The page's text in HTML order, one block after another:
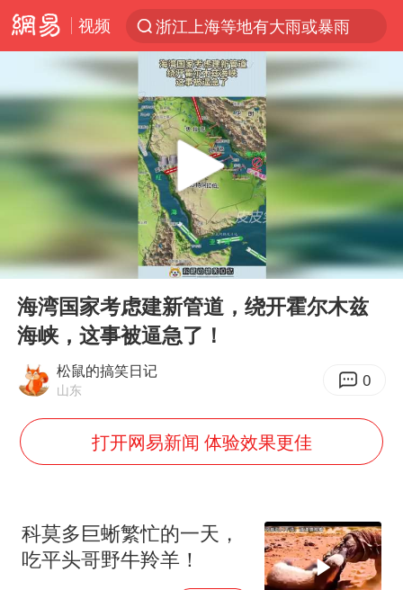
视频
浙江上海等地有大雨或暴雨
光影经济撬动暑期消费新蓝海
《欢迎来龙餐馆》口碑
情侣福建平潭拍日出时坠崖
“不怕六爷挂得多 就怕六爷挂一颗”
视频丨中国东方电气集团原党组副书记、董事宋致远被查
杭州全市有序停课
直击东北超：哈尔滨vs通辽
香港宏福苑火灾或由烟头引起
白海豚将正面袭击贯穿浙江
郑丽文：台湾从来没有“独立”过
几元成本的AI广告导致千万市值蒸发
酒店回应车内过夜被收150元
上半年国内手机销量TOP30出炉
Play
00:00 00:11
海湾国家考虑建新管道，绕开霍尔木兹
海峡，这事被逼急了！
松鼠的搞笑日记
山东 0
打开网易新闻 体验效果更佳
科莫多巨蜥繁忙的一天，
吃平头哥野牛羚羊！